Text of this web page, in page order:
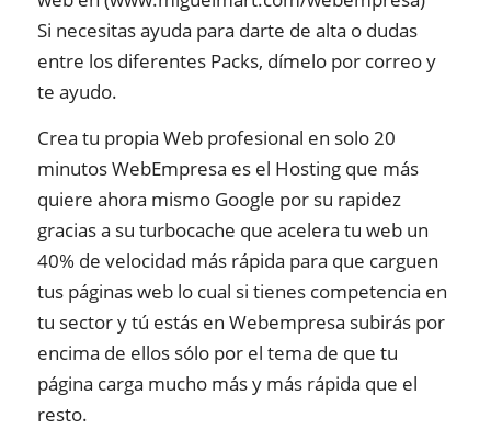
Si necesitas ayuda para darte de alta o dudas
entre los diferentes Packs, dímelo por correo y
te ayudo.
Crea tu propia Web profesional en solo 20
minutos WebEmpresa es el Hosting que más
quiere ahora mismo Google por su rapidez
gracias a su turbocache que acelera tu web un
40% de velocidad más rápida para que carguen
tus páginas web lo cual si tienes competencia en
tu sector y tú estás en Webempresa subirás por
encima de ellos sólo por el tema de que tu
página carga mucho más y más rápida que el
resto.